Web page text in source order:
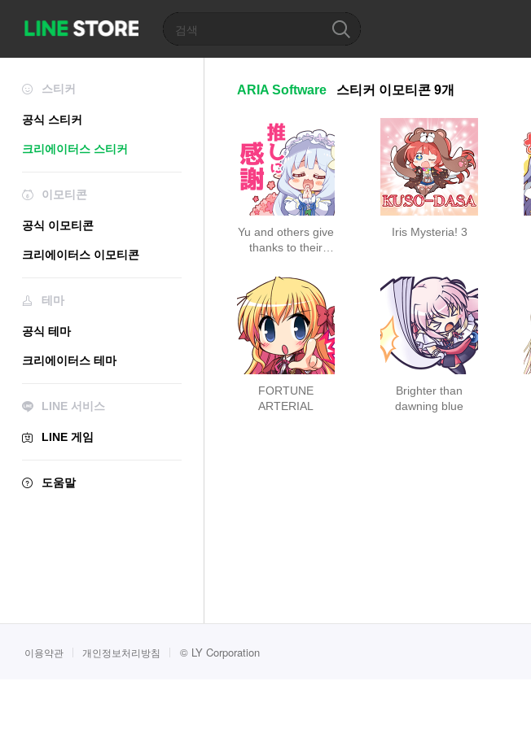
스티커
공식 스티커
크리에이터스 스티커
이모티콘
공식 이모티콘
크리에이터스 이모티콘
테마
공식 테마
크리에이터스 테마
LINE 서비스
LINE 게임
도움말
ARIA Software 스티커 이모티콘 9개
Yu and others give
thanks to their
Iris Mysteria! 3
FORTUNE
ARTERIAL
Brighter than
dawning blue
이용약관 개인정보처리방침 © LY Corporation